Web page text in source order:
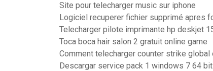
Site pour telecharger music sur iphone
Logiciel recuperer fichier supprimé apres
Telecharger pilote imprimante hp deskjet
Toca boca hair salon 2 gratuit online game
Comment telecharger counter strike
Descargar service pack 1 windows 7 64